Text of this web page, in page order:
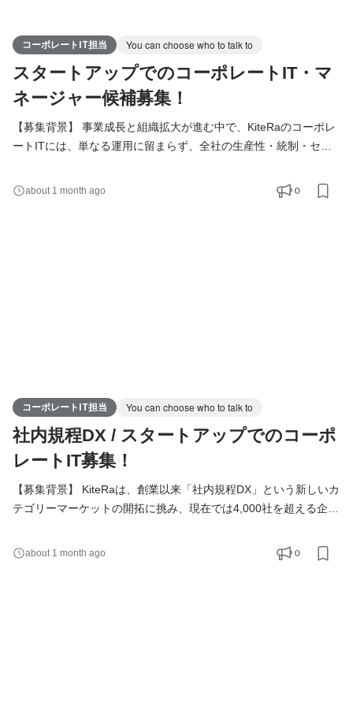
コーポレートIT担当 You can choose who to talk to
スタートアップでのコーポレートIT・マ
ネージャー候補募集！
【募集背景】 事業成長と組織拡大が進む中で、KiteRaのコーポレ
ートITには、単なる運用に留まらず、全社の生産性・統制・セキ
います。 本ポジションでは、コーポレートITの実務を理解したう
えで、仕組みの設計、優先順位判断、他部門との連携、採用・育
about 1 month ago 0
コーポレートIT担当 You can choose who to talk to
社内規程DX / スタートアップでのコーポ
レートIT募集！
【募集背景】 KiteRaは、創業以来「社内規程DX」という新しいカ
テゴリーマーケットの開拓に挑み、現在では4,000社を超える企業
躍を目指す“第二創業期”を迎えています。 次なるビジョンは、ガ
バナンス領域全体にアプローチする「ガバナンスプラットフォー
about 1 month ago 0